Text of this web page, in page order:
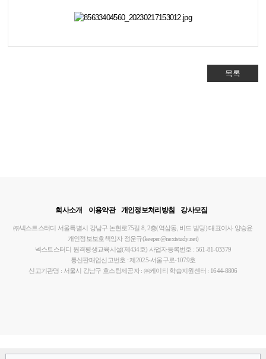
목록
회사소개 이용약관 개인정보처리방침 강사모집
㈜넥스트스터디 서울특별시 강남구 논현로75길 8, 2층(역삼동, 비드 빌딩)대표이사 양승윤
개인정보보호책임자 정운규(keeper@nextstudy.net)
넥스트스터디 원격평생교육시설(제434호) 사업자등록번호 : 561-81-03379
통신판매업신고번호 : 제2025-서울구로-1079호
신고기관명 : 서울시 강남구 호스팅제공자 : ㈜케이티 학습지원센터 : 1644-8806